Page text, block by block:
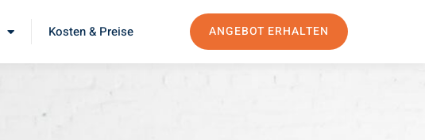
Kosten & Preise ANGEBOT ERHALTEN